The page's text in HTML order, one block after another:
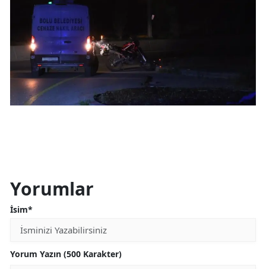
Manisa
Yorumlar
İsim*
Yorum Yazın (500 Karakter)